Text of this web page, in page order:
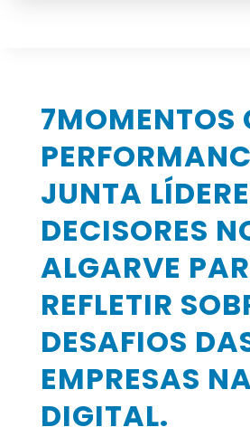
7MOMENTOS
JUNTA
DECISORES
ALGARVE
REFLETIR
DESAFIOS
EMPRESAS
DIGITAL.